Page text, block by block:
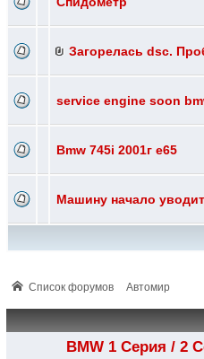
Загорелась dsc.
service engine soon
Bmw 745i 2001г e65
Машину начало
Список форумов Автомир
BMW 1 Серия / 2